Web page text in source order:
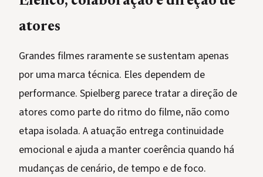
atores
Grandes filmes raramente se sustentam apenas
por uma marca técnica. Eles dependem de
performance. Spielberg parece tratar a direção de
atores como parte do ritmo do filme, não como
etapa isolada. A atuação entrega continuidade
emocional e ajuda a manter coerência quando há
mudanças de cenário, de tempo e de foco.